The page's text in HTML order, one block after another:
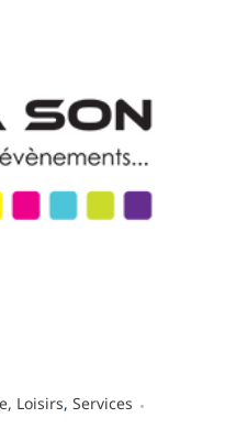
Loisirs, Services